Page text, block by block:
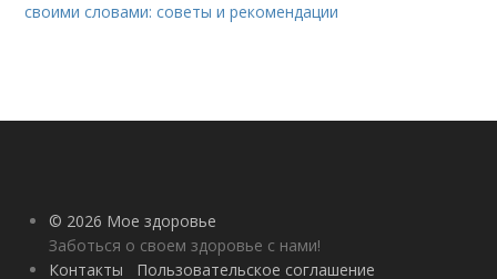
своими словами: советы и рекомендации
© 2026 Мое здоровье
Заботься о своем здоровье с нами!
Контакты
Пользовательское соглашение